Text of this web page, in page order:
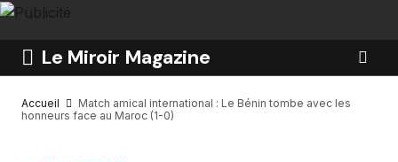
Le Miroir Magazine
Accueil
Match amical international : Le Bénin tombe avec les
honneurs face au Maroc (1-0)